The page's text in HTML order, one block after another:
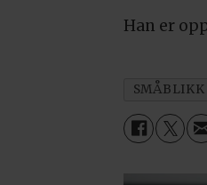
Han er
SMÅBLIKK